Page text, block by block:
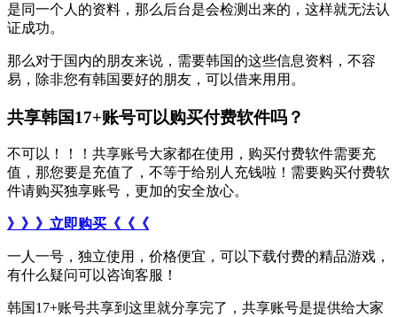
是同一个人的资料，那么后台是会检测出来的，这样就无法认
证成功。
那么对于国内的朋友来说，需要韩国的这些信息资料，不容
易，除非您有韩国要好的朋友，可以借来用用。
共享韩国17+账号可以购买付费软件吗？
不可以！！！共享账号大家都在使用，购买付费软件需要充
值，那您要是充值了，不等于给别人充钱啦！需要购买付费软
件请购买独享账号，更加的安全放心。
》》》立即购买《《《
一人一号，独立使用，价格便宜，可以下载付费的精品游戏，
有什么疑问可以咨询客服！
韩国17+账号共享到这里就分享完了，共享账号是提供给大家